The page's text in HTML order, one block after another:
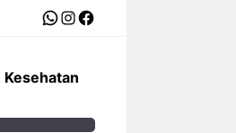
WhatsApp
Instagram
Facebook
Kesehatan